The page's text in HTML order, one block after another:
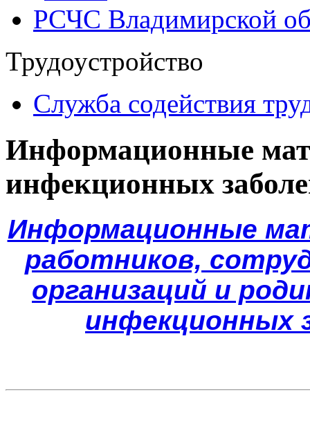
РСЧС Владимирской
Трудоустройство
Cлужба содействия
Информационные
инфекционных
Информационные
работников,
организаций и
инфекционных